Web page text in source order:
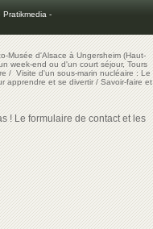
Pratikmedia -
Musée d'Alsace à Ungersheim (Haut-
week-end ou d'un court séjour, Tours
/Visite d'un sous-marin nucléaire : Le
apprendre et se divertir/Savoir-faire et
! Le formulaire de contact et les